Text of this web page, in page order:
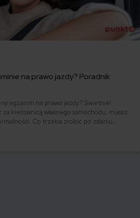
na prawo jazdy? Poradnik
egzamin na prawo jazdy? Świetnie!
kierownicą własnego samochodu, musisz
Co trzeba zrobić po zdaniu
urzędowe i będziesz mógł prowadzić